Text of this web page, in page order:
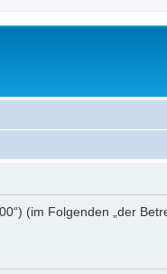
(im Folgenden „der